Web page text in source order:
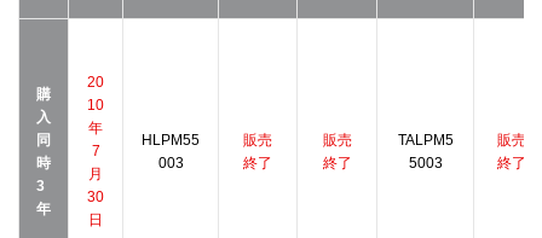
購
入
同
時
3
年
20
10
年
7
月
30
日
HLPM55
003
販売
終了
販売
終了
TALPM5
5003
販売
終了